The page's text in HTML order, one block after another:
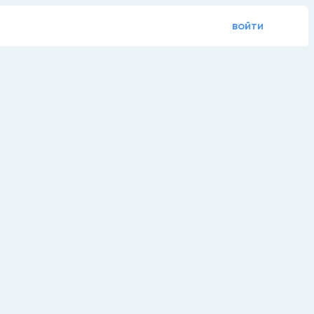
войти